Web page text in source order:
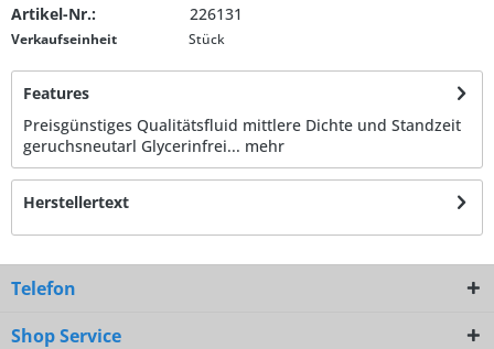
Artikel-Nr.: 226131
Verkaufseinheit Stück
Features
Preisgünstiges Qualitätsfluid mittlere Dichte und Standzeit
geruchsneutarl Glycerinfrei... mehr
Herstellertext
Telefon
Shop Service